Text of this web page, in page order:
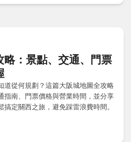
略：景點、交通、門票
道從何規劃？這篇大阪城地圖全攻略
指南、門票價格與營業時間，並分享
定關西之旅，避免踩雷浪費時間。